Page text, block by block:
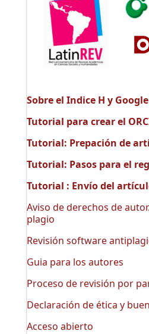
Sobre el Indice H y
Tutorial para crear el
Tutorial: Prepación de
Tutorial: Pasos para el
Tutorial : Envío del
Aviso de derechos de
plagio
Revisión software
Guia para los autores
Proceso de revisión por
Declaración de ética y
Acceso abierto